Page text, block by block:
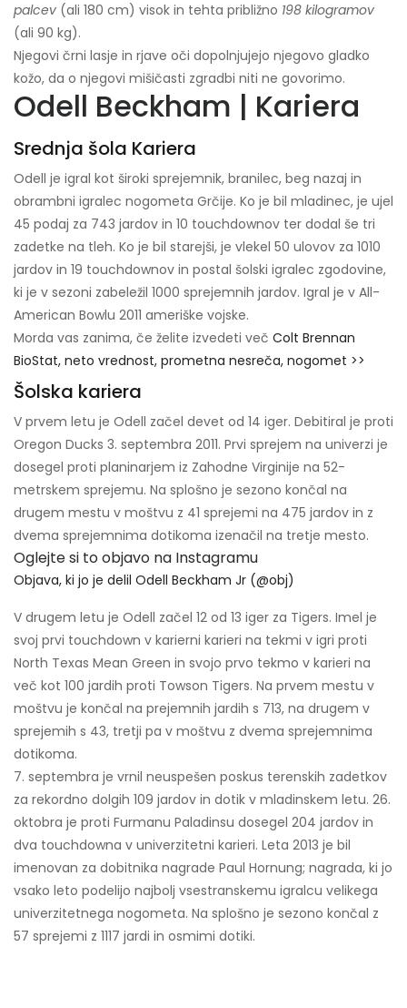
palcev (ali 180 cm) visok in tehta približno 198 kilogramov
(ali 90 kg).
Njegovi črni lasje in rjave oči dopolnjujejo njegovo gladko
kožo, da o njegovi mišičasti zgradbi niti ne govorimo.
Odell Beckham | Kariera
Srednja šola Kariera
Odell je igral kot široki sprejemnik, branilec, beg nazaj in
obrambni igralec nogometa Grčije. Ko je bil mladinec, je ujel
45 podaj za 743 jardov in 10 touchdownov ter dodal še tri
zadetke na tleh. Ko je bil starejši, je vlekel 50 ulovov za 1010
jardov in 19 touchdownov in postal šolski igralec zgodovine,
ki je v sezoni zabeležil 1000 sprejemnih jardov. Igral je v All-
American Bowlu 2011 ameriške vojske.
Morda vas zanima, če želite izvedeti več Colt Brennan
BioStat, neto vrednost, prometna nesreča, nogomet >>
Šolska kariera
V prvem letu je Odell začel devet od 14 iger. Debitiral je proti
Oregon Ducks 3. septembra 2011. Prvi sprejem na univerzi je
dosegel proti planinarjem iz Zahodne Virginije na 52-
metrskem sprejemu. Na splošno je sezono končal na
drugem mestu v moštvu z 41 sprejemi na 475 jardov in z
dvema sprejemnima dotikoma izenačil na tretje mesto.
Oglejte si to objavo na Instagramu
Objava, ki jo je delil Odell Beckham Jr (@obj)
V drugem letu je Odell začel 12 od 13 iger za Tigers. Imel je
svoj prvi touchdown v karierni karieri na tekmi v igri proti
North Texas Mean Green in svojo prvo tekmo v karieri na
več kot 100 jardih proti Towson Tigers. Na prvem mestu v
moštvu je končal na prejemnih jardih s 713, na drugem v
sprejemih s 43, tretji pa v moštvu z dvema sprejemnima
dotikoma.
7. septembra je vrnil neuspešen poskus terenskih zadetkov
za rekordno dolgih 109 jardov in dotik v mladinskem letu. 26.
oktobra je proti Furmanu Paladinsu dosegel 204 jardov in
dva touchdowna v univerzitetni karieri. Leta 2013 je bil
imenovan za dobitnika nagrade Paul Hornung; nagrada, ki jo
vsako leto podelijo najbolj vsestranskemu igralcu velikega
univerzitetnega nogometa. Na splošno je sezono končal z
57 sprejemi z 1117 jardi in osmimi dotiki.